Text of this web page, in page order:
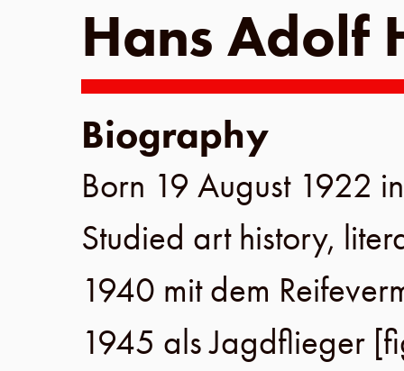
Hans Adolf
Biography
Born 19 August 1922
Studied art history,
1940 mit dem
1945 als Jagdflieger